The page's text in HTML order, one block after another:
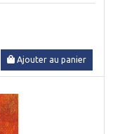
Ajouter au panier